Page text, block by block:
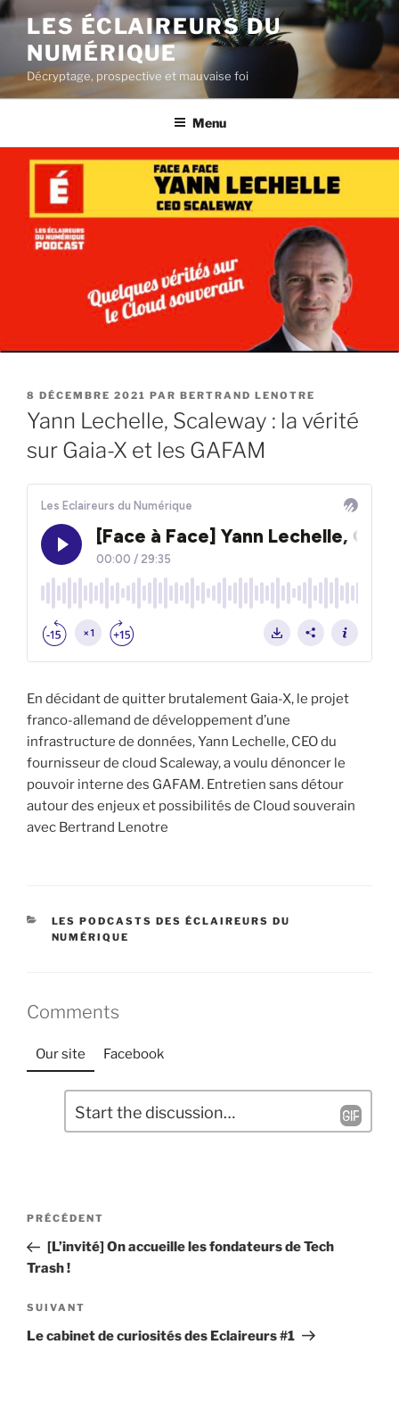
Aller
contenu
principal
LES ÉCLAIREURS DU
NUMÉRIQUE
Décryptage, prospective et mauvaise foi
Menu
PUBLIÉ
LE
8 DÉCEMBRE 2021 PAR BERTRAND LENOTRE
Yann Lechelle, Scaleway : la vérité
sur Gaia-X et les GAFAM
En décidant de quitter brutalement Gaia-X, le projet
franco-allemand de développement d’une
infrastructure de données, Yann Lechelle, CEO du
fournisseur de cloud Scaleway, a voulu dénoncer le
pouvoir interne des GAFAM. Entretien sans détour
autour des enjeux et possibilités de Cloud souverain
avec Bertrand Lenotre
CATÉGORIES
LES PODCASTS DES ÉCLAIREURS DU
NUMÉRIQUE
Comments
Our site Facebook
e
u
n
c
m
a
i
e
*
Navigation
l’article
Article
précédent
PRÉCÉDENT
[L’invité] On accueille les fondateurs de Tech
Trash !
Article
suivant
SUIVANT
Le cabinet de curiosités des Eclaireurs #1